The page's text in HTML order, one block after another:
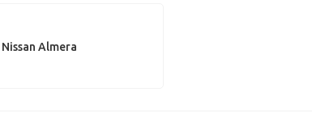
Nissan Almera